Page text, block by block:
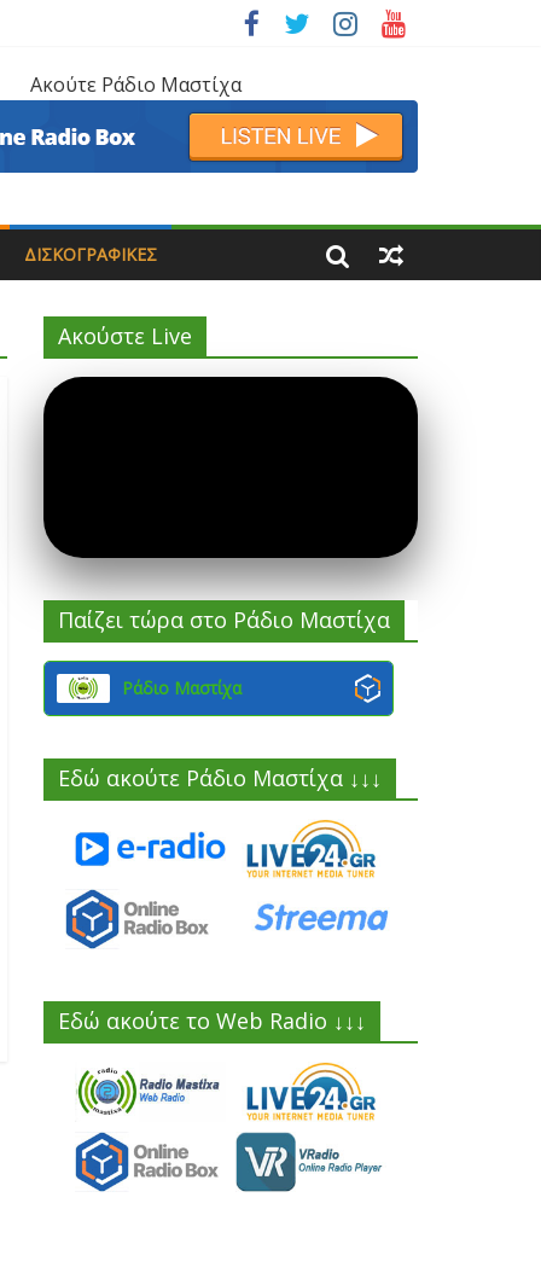
Ακούτε Ράδιο Μαστίχα
ΔΙΣΚΟΓΡΑΦΙΚΈΣ
Ακούστε Live
Παίζει τώρα στο Ράδιο Μαστίχα
Ράδιο Μαστίχα
Εδώ ακούτε Ράδιο Μαστίχα ↓↓↓
Εδώ ακούτε το Web Radio ↓↓↓